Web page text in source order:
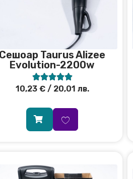
Сешоар Taurus Alizee
Evolution-2200w

10,23 €/ 20,01 лв.